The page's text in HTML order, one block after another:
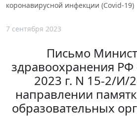
коронавирусной инфекции (Covid-19)
7 сентября 2023
Письмо
здравоохранения РФ
2023 г. N 15-2/И/
направлении
образовательных